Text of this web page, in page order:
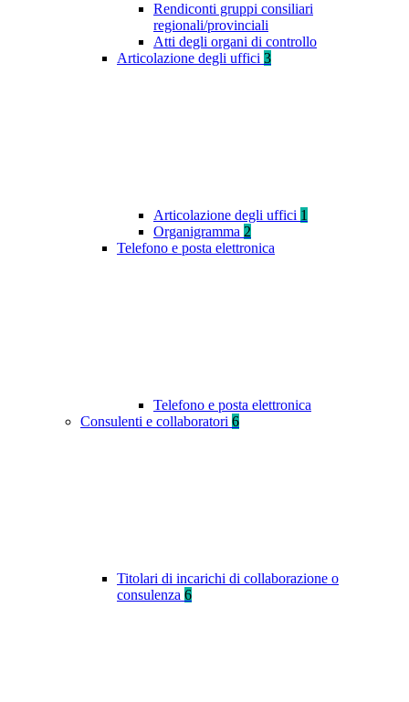
Rendiconti gruppi consiliari
regionali/provinciali
Atti degli organi di controllo
Articolazione degli uffici 3
Articolazione degli uffici 1
Organigramma 2
Telefono e posta elettronica
Telefono e posta elettronica
Consulenti e collaboratori 6
Titolari di incarichi di collaborazione o
consulenza 6